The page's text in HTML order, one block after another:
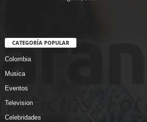
CATEGORÍA POPULAR
Colombia
Musica
Eventos
Television
Celebridades